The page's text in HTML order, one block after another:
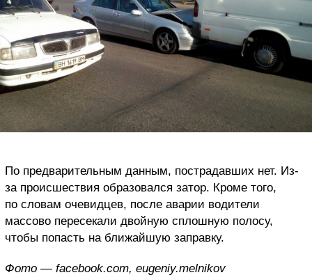
По предварительным данным, пострадавших нет. Из-
за происшествия образовался затор. Кроме того,
по словам очевидцев, после аварии водители
массово пересекали двойную сплошную полосу,
чтобы попасть на ближайшую заправку.
Фото — facebook.com, eugeniy.melnikov